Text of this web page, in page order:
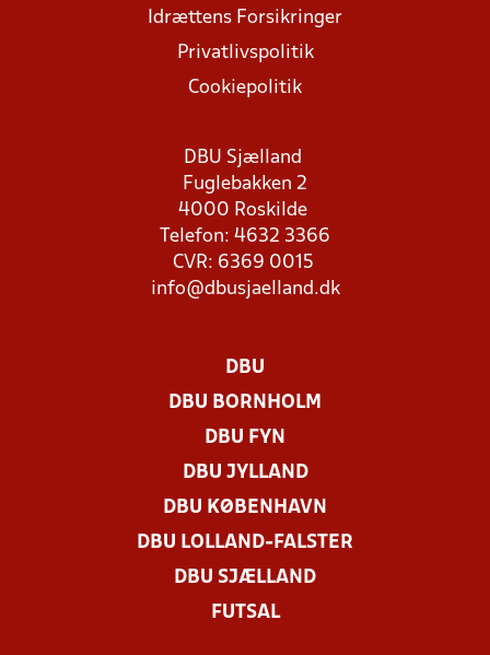
Idrættens Forsikringer
Privatlivspolitik
Cookiepolitik
DBU Sjælland
Fuglebakken 2
4000 Roskilde
Telefon: 4632 3366
CVR: 6369 0015
info@dbusjaelland.dk
DBU
DBU BORNHOLM
DBU FYN
DBU JYLLAND
DBU KØBENHAVN
DBU LOLLAND-FALSTER
DBU SJÆLLAND
FUTSAL